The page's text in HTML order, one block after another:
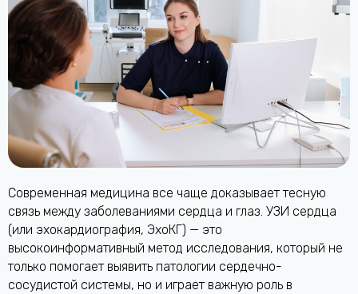
Современная медицина все чаще доказывает тесную
связь между заболеваниями сердца и глаз. УЗИ сердца
(или эхокардиография, ЭхоКГ) — это
высокоинформативный метод исследования, который не
только помогает выявить патологии сердечно-
сосудистой системы, но и играет важную роль в